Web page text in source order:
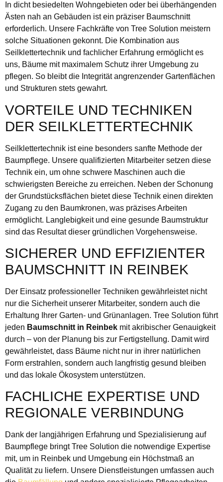
In dicht besiedelten Wohngebieten oder bei überhängenden
Ästen nah an Gebäuden ist ein präziser Baumschnitt
erforderlich. Unsere Fachkräfte von Tree Solution meistern
solche Situationen gekonnt. Die Kombination aus
Seilklettertechnik und fachlicher Erfahrung ermöglicht es
uns, Bäume mit maximalem Schutz ihrer Umgebung zu
pflegen. So bleibt die Integrität angrenzender Gartenflächen
und Strukturen stets gewahrt.
VORTEILE UND TECHNIKEN
DER SEILKLETTERTECHNIK
Seilklettertechnik ist eine besonders sanfte Methode der
Baumpflege. Unsere qualifizierten Mitarbeiter setzen diese
Technik ein, um ohne schwere Maschinen auch die
schwierigsten Bereiche zu erreichen. Neben der Schonung
der Grundstücksflächen bietet diese Technik einen direkten
Zugang zu den Baumkronen, was präzises Arbeiten
ermöglicht. Langlebigkeit und eine gesunde Baumstruktur
sind das Resultat dieser gründlichen Vorgehensweise.
SICHERER UND EFFIZIENTER
BAUMSCHNITT IN REINBEK
Der Einsatz professioneller Techniken gewährleistet nicht
nur die Sicherheit unserer Mitarbeiter, sondern auch die
Erhaltung Ihrer Garten- und Grünanlagen. Tree Solution führt
jeden Baumschnitt in Reinbek mit akribischer Genauigkeit
durch – von der Planung bis zur Fertigstellung. Damit wird
gewährleistet, dass Bäume nicht nur in ihrer natürlichen
Form erstrahlen, sondern auch langfristig gesund bleiben
und das lokale Ökosystem unterstützen.
FACHLICHE EXPERTISE UND
REGIONALE VERBINDUNG
Dank der langjährigen Erfahrung und Spezialisierung auf
Baumpflege bringt Tree Solution die notwendige Expertise
mit, um in Reinbek und Umgebung ein Höchstmaß an
Qualität zu liefern. Unsere Dienstleistungen umfassen auch